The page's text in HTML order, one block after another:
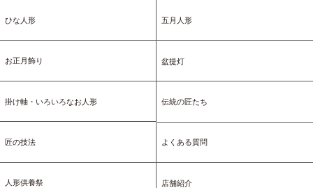
ひな人形 五月人形
お正月飾り 盆提灯
掛け軸・いろいろなお人形 伝統の匠たち
匠の技法 よくある質問
人形供養祭 店舗紹介